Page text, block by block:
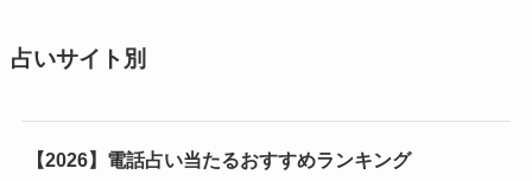
占いサイト別
【2026】電話占い当たるおすすめランキング